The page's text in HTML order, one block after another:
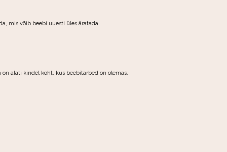
mis võib beebi uuesti üles äratada.
alati kindel koht, kus beebitarbed on olemas.